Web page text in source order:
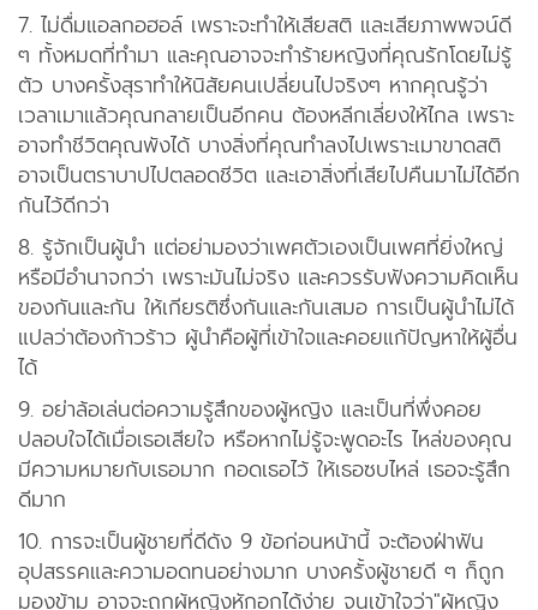
7. ไม่ดื่มแอลกอฮอล์ เพราะจะทำให้เสียสติ และเสียภาพพจน์ดี
ๆ ทั้งหมดที่ทำมา และคุณอาจจะทำร้ายหญิงที่คุณรักโดยไม่รู้
ตัว บางครั้งสุราทำให้นิสัยคนเปลี่ยนไปจริงๆ หากคุณรู้ว่า
เวลาเมาแล้วคุณกลายเป็นอีกคน ต้องหลีกเลี่ยงให้ไกล เพราะ
อาจทำชีวิตคุณพังได้ บางสิ่งที่คุณทำลงไปเพราะเมาขาดสติ
อาจเป็นตราบาปไปตลอดชีวิต และเอาสิ่งที่เสียไปคืนมาไม่ได้อีก
กันไว้ดีกว่า
8. รู้จักเป็นผู้นำ แต่อย่ามองว่าเพศตัวเองเป็นเพศที่ยิ่งใหญ่
หรือมีอำนาจกว่า เพราะมันไม่จริง และควรรับฟังความคิดเห็น
ของกันและกัน ให้เกียรติซึ่งกันและกันเสมอ การเป็นผู้นำไม่ได้
แปลว่าต้องก้าวร้าว ผู้นำคือผู้ที่เข้าใจและคอยแก้ปัญหาให้ผู้อื่น
ได้
9. อย่าล้อเล่นต่อความรู้สึกของผู้หญิง และเป็นที่พึ่งคอย
ปลอบใจได้เมื่อเธอเสียใจ หรือหากไม่รู้จะพูดอะไร ไหล่ของคุณ
มีความหมายกับเธอมาก กอดเธอไว้ ให้เธอซบไหล่ เธอจะรู้สึก
ดีมาก
10. การจะเป็นผู้ชายที่ดีดัง 9 ข้อก่อนหน้านี้ จะต้องฝ่าฟัน
อุปสรรคและความอดทนอย่างมาก บางครั้งผู้ชายดี ๆ ก็ถูก
มองข้าม อาจจะถูกผู้หญิงหักอกได้ง่าย จนเข้าใจว่า"ผู้หญิง